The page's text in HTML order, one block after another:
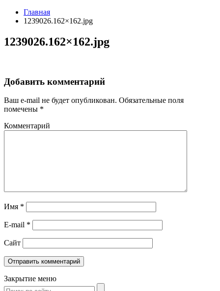
Главная
1239026.162×162.jpg
1239026.162×162.jpg
Добавить комментарий
Ваш e-mail не будет опубликован. Обязательные поля
помечены *
Комментарий
Имя *
E-mail *
Сайт
Закрытие меню